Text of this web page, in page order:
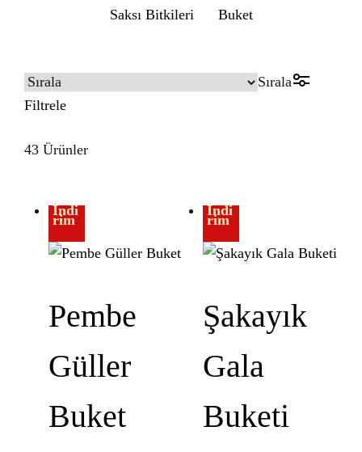
Saksı Bitkileri
Buket
Sırala
Filtrele
43 Ürünler
İndi
rim
Pembe
Güller
Buket
İndi
rim
Şakayık
Gala
Buketi